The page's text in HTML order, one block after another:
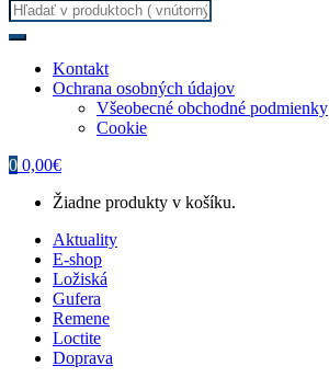
Search
for:
Kontakt
Ochrana osobných údajov
Všeobecné obchodné podmienky
Cookie
0 0,00€
Žiadne produkty v košíku.
Aktuality
E-shop
Ložiská
Gufera
Remene
Loctite
Doprava